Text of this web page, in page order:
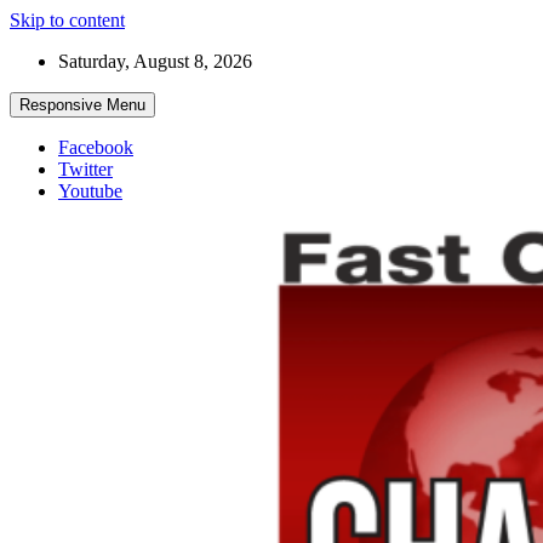
Skip to content
Saturday, August 8, 2026
Responsive Menu
Facebook
Twitter
Youtube